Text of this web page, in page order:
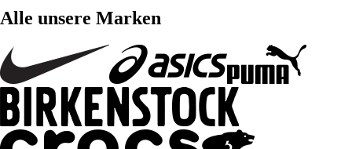
Alle unsere Marken